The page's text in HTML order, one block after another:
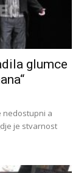
glumce
nedostupni a
je stvarnost